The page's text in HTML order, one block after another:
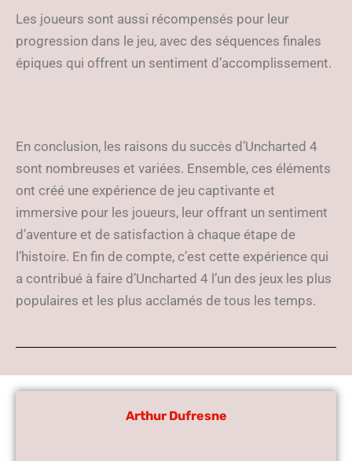
Les joueurs sont aussi récompensés pour leur
progression dans le jeu, avec des séquences finales
épiques qui offrent un sentiment d’accomplissement.
En conclusion, les raisons du succès d’Uncharted 4
sont nombreuses et variées. Ensemble, ces éléments
ont créé une expérience de jeu captivante et
immersive pour les joueurs, leur offrant un sentiment
d’aventure et de satisfaction à chaque étape de
l’histoire. En fin de compte, c’est cette expérience qui
a contribué à faire d’Uncharted 4 l’un des jeux les plus
populaires et les plus acclamés de tous les temps.
Arthur Dufresne